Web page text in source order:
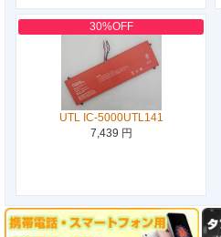
30%OFF
UTL IC-5000UTL141
7,439 円